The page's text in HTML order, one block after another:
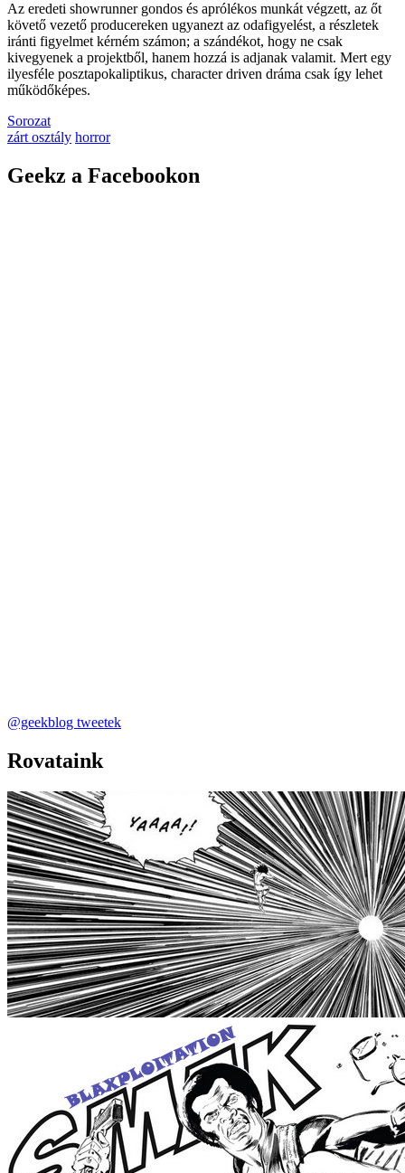
Az eredeti showrunner gondos és aprólékos munkát végzett, az őt
követő vezető producereken ugyanezt az odafigyelést, a részletek
iránti figyelmet kérném számon; a szándékot, hogy ne csak
kivegyenek a projektből, hanem hozzá is adjanak valamit. Mert egy
ilyesféle posztapokaliptikus, character driven dráma csak így lehet
működőképes.
Sorozat
zárt osztály horror
Geekz a Facebookon
@geekblog tweetek
Rovataink